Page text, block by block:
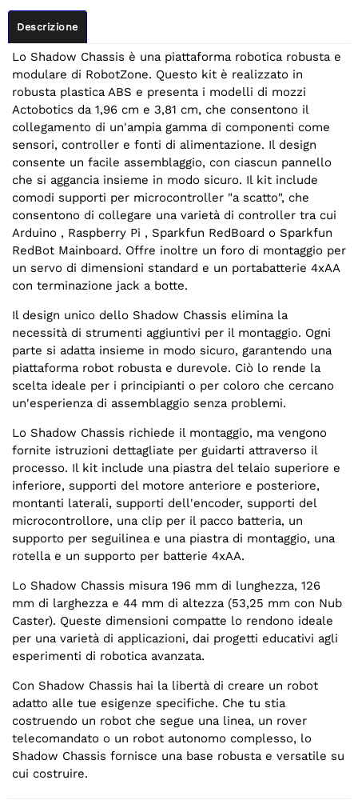
Descrizione
Lo Shadow Chassis è una piattaforma robotica robusta e
modulare di RobotZone. Questo kit è realizzato in
robusta plastica ABS e presenta i modelli di mozzi
Actobotics da 1,96 cm e 3,81 cm, che consentono il
collegamento di un'ampia gamma di componenti come
sensori, controller e fonti di alimentazione. Il design
consente un facile assemblaggio, con ciascun pannello
che si aggancia insieme in modo sicuro. Il kit include
comodi supporti per microcontroller "a scatto", che
consentono di collegare una varietà di controller tra cui
Arduino , Raspberry Pi , Sparkfun RedBoard o Sparkfun
RedBot Mainboard. Offre inoltre un foro di montaggio per
un servo di dimensioni standard e un portabatterie 4xAA
con terminazione jack a botte.
Il design unico dello Shadow Chassis elimina la
necessità di strumenti aggiuntivi per il montaggio. Ogni
parte si adatta insieme in modo sicuro, garantendo una
piattaforma robot robusta e durevole. Ciò lo rende la
scelta ideale per i principianti o per coloro che cercano
un'esperienza di assemblaggio senza problemi.
Lo Shadow Chassis richiede il montaggio, ma vengono
fornite istruzioni dettagliate per guidarti attraverso il
processo. Il kit include una piastra del telaio superiore e
inferiore, supporti del motore anteriore e posteriore,
montanti laterali, supporti dell'encoder, supporti del
microcontrollore, una clip per il pacco batteria, un
supporto per seguilinea e una piastra di montaggio, una
rotella e un supporto per batterie 4xAA.
Lo Shadow Chassis misura 196 mm di lunghezza, 126
mm di larghezza e 44 mm di altezza (53,25 mm con Nub
Caster). Queste dimensioni compatte lo rendono ideale
per una varietà di applicazioni, dai progetti educativi agli
esperimenti di robotica avanzata.
Con Shadow Chassis hai la libertà di creare un robot
adatto alle tue esigenze specifiche. Che tu stia
costruendo un robot che segue una linea, un rover
telecomandato o un robot autonomo complesso, lo
Shadow Chassis fornisce una base robusta e versatile su
cui costruire.